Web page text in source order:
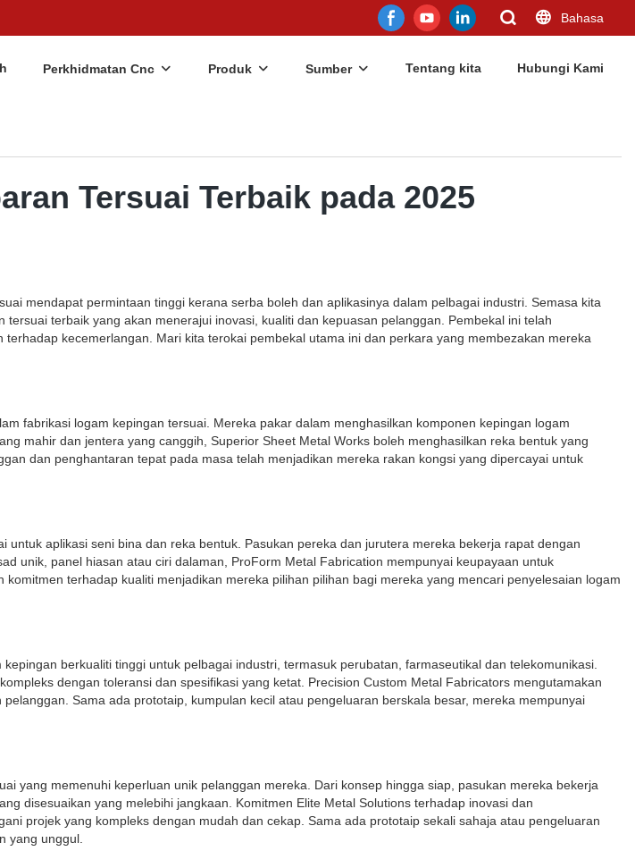
Bahasa
Perkhidmatan Cnc Produk Sumber Tentang kita Hubungi Kami
Tersuai Terbaik pada 2025
mendapat permintaan tinggi kerana serba boleh dan aplikasinya dalam pelbagai industri. Semasa kita
terbaik yang akan menerajui inovasi, kualiti dan kepuasan pelanggan. Pembekal ini telah
kecemerlangan. Mari kita terokai pembekal utama ini dan perkara yang membezakan mereka
fabrikasi logam kepingan tersuai. Mereka pakar dalam menghasilkan komponen kepingan logam
mahir dan jentera yang canggih, Superior Sheet Metal Works boleh menghasilkan reka bentuk yang
dan penghantaran tepat pada masa telah menjadikan mereka rakan kongsi yang dipercayai untuk
aplikasi seni bina dan reka bentuk. Pasukan pereka dan jurutera mereka bekerja rapat dengan
unik, panel hiasan atau ciri dalaman, ProForm Metal Fabrication mempunyai keupayaan untuk
terhadap kualiti menjadikan mereka pilihan pilihan bagi mereka yang mencari penyelesaian logam
berkualiti tinggi untuk pelbagai industri, termasuk perubatan, farmaseutikal dan telekomunikasi.
dengan toleransi dan spesifikasi yang ketat. Precision Custom Metal Fabricators mengutamakan
Sama ada prototaip, kumpulan kecil atau pengeluaran berskala besar, mereka mempunyai
yang memenuhi keperluan unik pelanggan mereka. Dari konsep hingga siap, pasukan mereka bekerja
disesuaikan yang melebihi jangkaan. Komitmen Elite Metal Solutions terhadap inovasi dan
projek yang kompleks dengan mudah dan cekap. Sama ada prototaip sekali sahaja atau pengeluaran
yang unggul.